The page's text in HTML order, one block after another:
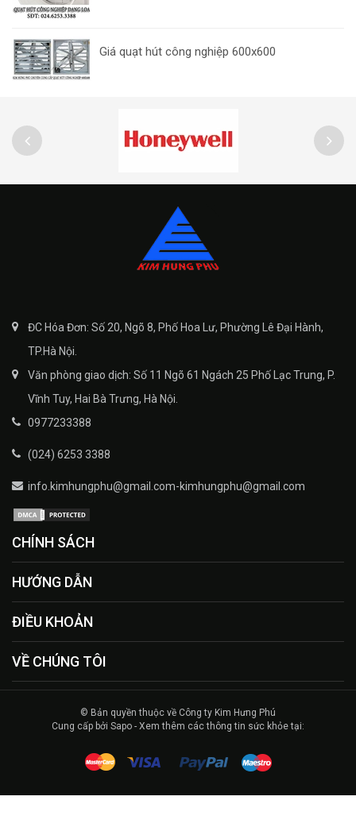
Giá quạt hút công nghiệp 600x600
ĐC Hóa Đơn: Số 20, Ngõ 8, Phố Hoa Lư, Phường Lê Đại Hành,
TP.Hà Nội.
Văn phòng giao dịch: Số 11 Ngõ 61 Ngách 25 Phố Lạc Trung, P.
Vĩnh Tuy, Hai Bà Trưng, Hà Nội.
0977233388
(024) 6253 3388
info.kimhungphu@gmail.com-kimhungphu@gmail.com
CHÍNH SÁCH
HƯỚNG DẪN
ĐIỀU KHOẢN
VỀ CHÚNG TÔI
© Bản quyền thuộc về Công ty Kim Hưng Phú
Cung cấp bởi Sapo - Xem thêm các thông tin sức khỏe tại: